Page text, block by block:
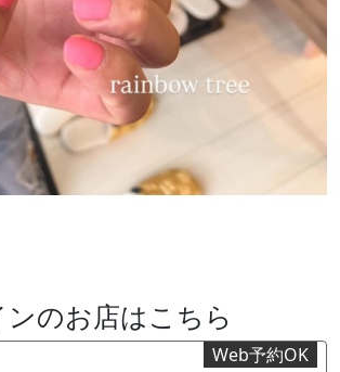
のお店はこちら
Web予約OK